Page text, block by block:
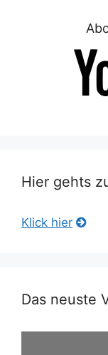
Hier gehts
Klick hier
Das neuste